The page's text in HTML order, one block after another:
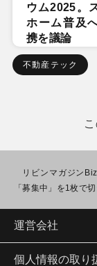
ウム2025。
ホーム普及
携を議論
不動産テック
リビンマガジンBiz
「募集中」を1枚で
運営会社
個人情報の取り